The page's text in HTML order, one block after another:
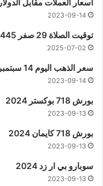
2023-09-14
توقيت الصلاة 29 صفر 1445 هجري
2025-07-02
سعر الذهب اليوم 14 سبتمبر
2023-09-14
بورش 718 بوكستر 2024
2023-09-13
بورش 718 كايمان 2024
2023-09-13
سوبارو بي ار زد 2024
2023-09-13